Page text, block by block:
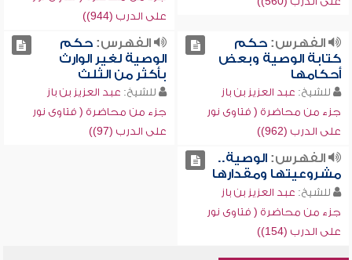
على الدرب (944))
الفهرس:حكم
كتابة الوصية وبعض
أحكامها
للشيخ: عبد العزيز بن باز
جزء من محاضرة ( فتاوى نور
على الدرب (962))
الفهرس:حكم
الوصية لغير الوارث
بأكثر من الثلث
للشيخ: عبد العزيز بن باز
جزء من محاضرة ( فتاوى نور
على الدرب (97))
الفهرس:الوصية..
مشروعيتها ومقدارها
للشيخ: عبد العزيز بن باز
جزء من محاضرة ( فتاوى نور
على الدرب (154))